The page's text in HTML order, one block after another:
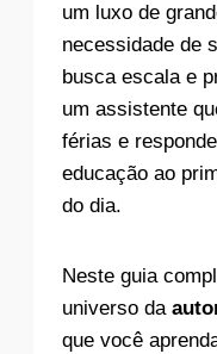
um luxo de
necessidade de
busca escala e
um assistente
férias e
educação ao
do dia.
Neste guia
universo da
que você